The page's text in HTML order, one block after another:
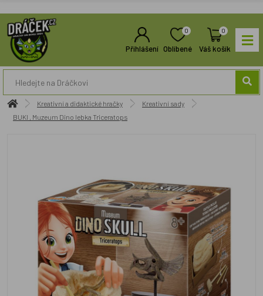
Přihlášení
0
Oblíbené
0
Váš košík
Kreativní a didaktické hračky
Kreativní sady
BUKI , Muzeum Dino lebka Triceratops